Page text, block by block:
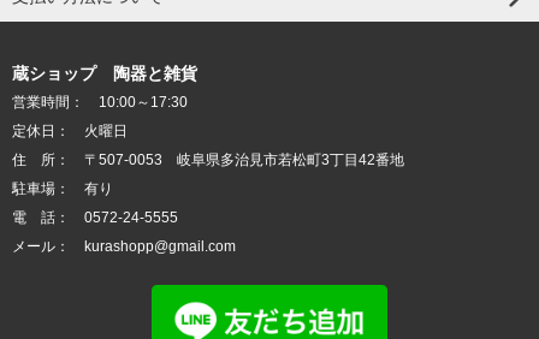
蔵ショップ 陶器と雑貨
営業時間： 10:00～17:30
定休日： 火曜日
住 所： 〒507-0053 岐阜県多治見市若松町3丁目42番地
駐車場： 有り
電 話： 0572-24-5555
メール： kurashopp@gmail.com